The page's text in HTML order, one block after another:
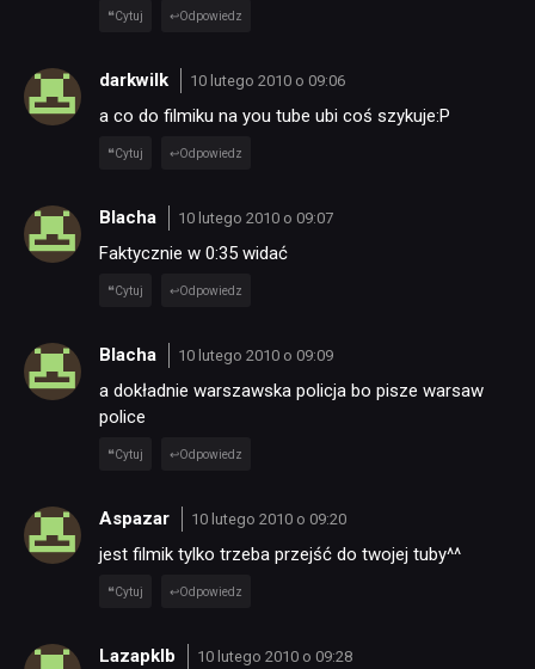
Cytuj Odpowiedz
darkwilk 10 lutego 2010 o 09:06
a co do filmiku na you tube ubi coś szykuje:P
Cytuj Odpowiedz
Blacha 10 lutego 2010 o 09:07
Faktycznie w 0:35 widać
Cytuj Odpowiedz
Blacha 10 lutego 2010 o 09:09
a dokładnie warszawska policja bo pisze warsaw
police
Cytuj Odpowiedz
Aspazar 10 lutego 2010 o 09:20
jest filmik tylko trzeba przejść do twojej tuby^^
Cytuj Odpowiedz
Lazapklb 10 lutego 2010 o 09:28